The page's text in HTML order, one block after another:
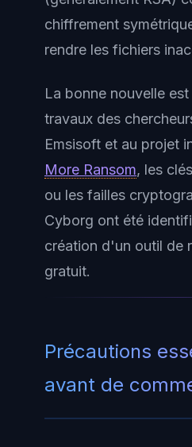
chiffrement
rendre les fichiers
La bonne nouvelle
travaux des
Emsisoft et au projet
More Ransom, les
ou les failles
Cyborg ont été
création d'un outil de
gratuit.
Précautions
avant de